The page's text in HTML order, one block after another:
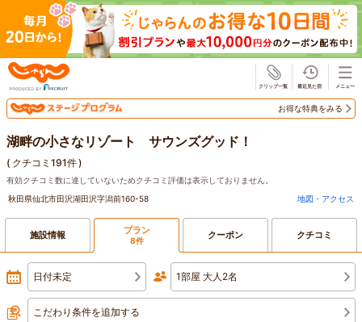
お得な特典をみる
湖畔の小さなリゾート サウンズグッド！
( クチコミ191件)
有効クチコミ数に達していないためクチコミ評価は表示しておりません。
秋田県仙北市田沢湖田沢字潟前160-58
地図・アクセス
施設情報 プラン
8件 クーポン クチコミ
日付未定 1部屋 大人2名
こだわり条件を追加する